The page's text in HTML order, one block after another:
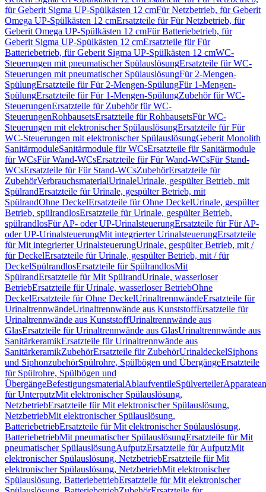
für Geberit Sigma UP-Spülkästen 12 cmFür Netzbetrieb, für Geberit
Omega UP-Spülkästen 12 cmErsatzteile für Für Netzbetrieb, für
Geberit Omega UP-Spülkästen 12 cmFür Batteriebetrieb, für
Geberit Sigma UP-Spülkästen 12 cmErsatzteile für Für
Batteriebetrieb, für Geberit Sigma UP-Spülkästen 12 cmWC-
Steuerungen mit pneumatischer SpülauslösungErsatzteile für WC-
Steuerungen mit pneumatischer SpülauslösungFür 2-Mengen-
SpülungErsatzteile für Für 2-Mengen-SpülungFür 1-Mengen-
SpülungErsatzteile für Für 1-Mengen-SpülungZubehör für WC-
SteuerungenErsatzteile für Zubehör für WC-
SteuerungenRohbausetsErsatzteile für RohbausetsFür WC-
Steuerungen mit elektronischer SpülauslösungErsatzteile für Für
WC-Steuerungen mit elektronischer SpülauslösungGeberit Monolith
SanitärmoduleSanitärmodule für WCsErsatzteile für Sanitärmodule
für WCsFür Wand-WCsErsatzteile für Für Wand-WCsFür Stand-
WCsErsatzteile für Für Stand-WCsZubehörErsatzteile für
ZubehörVerbrauchsmaterialUrinaleUrinale, gespülter Betrieb, mit
SpülrandErsatzteile für Urinale, gespülter Betrieb, mit
SpülrandOhne DeckelErsatzteile für Ohne DeckelUrinale, gespülter
Betrieb, spülrandlosErsatzteile für Urinale, gespülter Betrieb,
spülrandlosFür AP- oder UP-UrinalsteuerungErsatzteile für Für AP-
oder UP-UrinalsteuerungMit integrierter UrinalsteuerungErsatzteile
für Mit integrierter UrinalsteuerungUrinale, gespülter Betrieb, mit /
für DeckelErsatzteile für Urinale, gespülter Betrieb, mit / für
DeckelSpülrandlosErsatzteile für SpülrandlosMit
SpülrandErsatzteile für Mit SpülrandUrinale, wasserloser
BetriebErsatzteile für Urinale, wasserloser BetriebOhne
DeckelErsatzteile für Ohne DeckelUrinaltrennwändeErsatzteile für
UrinaltrennwändeUrinaltrennwände aus KunststoffErsatzteile für
Urinaltrennwände aus KunststoffUrinaltrennwände aus
GlasErsatzteile für Urinaltrennwände aus GlasUrinaltrennwände aus
SanitärkeramikErsatzteile für Urinaltrennwände aus
SanitärkeramikZubehörErsatzteile für ZubehörUrinaldeckelSiphons
und SiphonzubehörSpülrohre, Spülbögen und ÜbergängeErsatzteile
für Spülrohre, Spülbögen und
ÜbergängeBefestigungsmaterialAblaufventileSpülverteiler
für UnterputzMit elektronischer Spülauslösung,
NetzbetriebErsatzteile für Mit elektronischer Spülauslösung,
NetzbetriebMit elektronischer Spülauslösung,
BatteriebetriebErsatzteile für Mit elektronischer Spülauslösung,
BatteriebetriebMit pneumatischer SpülauslösungErsatzteile für Mit
pneumatischer SpülauslösungAufputzErsatzteile für AufputzMit
elektronischer Spülauslösung, NetzbetriebErsatzteile für Mit
elektronischer Spülauslösung, NetzbetriebMit elektronischer
Spülauslösung, BatteriebetriebErsatzteile für Mit elektronischer